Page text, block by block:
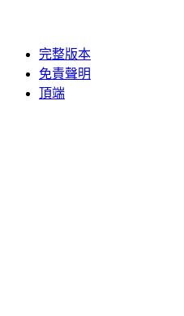
完整版本
免責聲明
頂端